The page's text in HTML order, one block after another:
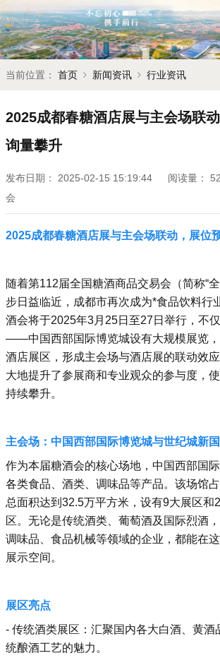
当前位置： 首页 新闻资讯 行业资讯
2025成都春糖酒店展与主会场联
询量攀升
发布日期： 2025-02-15 15:19:44 阅读量： 52
会
2025成都春糖酒店展与主会场联动，展位
随着第112届全国糖酒商品交易会（简称“
步日益临近，成都市再次成为*食品饮料行
酒会将于2025年3月25日至27日举行，不
——中国西部国际博览城设有大规模展览
酒店展区，形成主会场与酒店展的联动效
大地提升了参展商和专业观众的参与度，
持续攀升。
主会场：中国西部国际博览城与世纪城新
作为本届糖酒会的核心场地，中国西部国
各类食品、酒类、调味品等产品。该场馆
总面积达到32.5万平方米，设有9大展区和
区。无论是传统酒类、葡萄酒及国际烈酒
调味品、食品机械等领域的企业，都能在
展示空间。
展区亮点
- 传统酒类展区：汇聚国内各大白酒、黄酒
统酿酒工艺的魅力。